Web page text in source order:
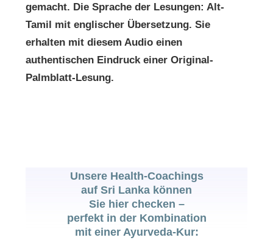
gemacht. Die Sprache der Lesungen: Alt-
Tamil mit englischer Übersetzung. Sie
erhalten mit diesem Audio einen
authentischen Eindruck einer Original-
Palmblatt-Lesung.
Unsere Health-Coachings
auf Sri Lanka können
Sie hier checken –
perfekt in der Kombination
mit einer Ayurveda-Kur: